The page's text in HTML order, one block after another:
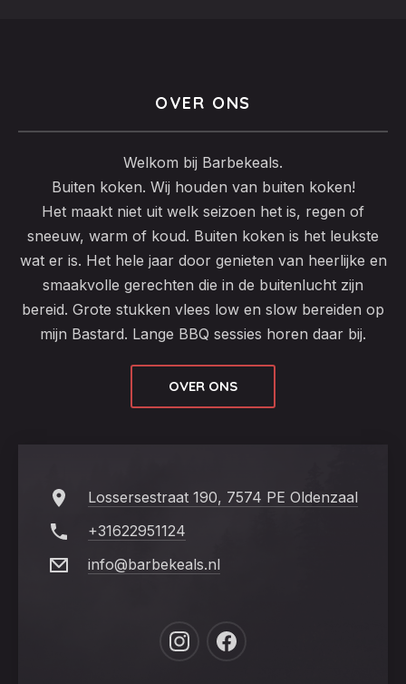
OVER ONS
Welkom bij Barbekeals.
Buiten koken. Wij houden van buiten koken!
Het maakt niet uit welk seizoen het is, regen of
sneeuw, warm of koud. Buiten koken is het leukste
wat er is. Het hele jaar door genieten van heerlijke en
smaakvolle gerechten die in de buitenlucht zijn
bereid. Grote stukken vlees low en slow bereiden op
mijn Bastard. Lange BBQ sessies horen daar bij.
OVER ONS
Lossersestraat 190, 7574 PE Oldenzaal
+31622951124
info@barbekeals.nl
New
New